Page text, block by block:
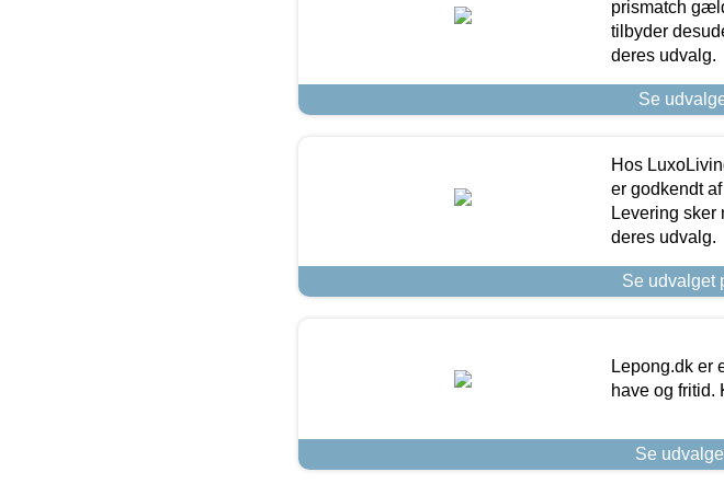
prismatch
tilbyder
deres udvalg.
Se
Hos
er godkendt
Levering
deres udvalg.
Se udvalget
Lepong.dk er
have og fritid.
Se